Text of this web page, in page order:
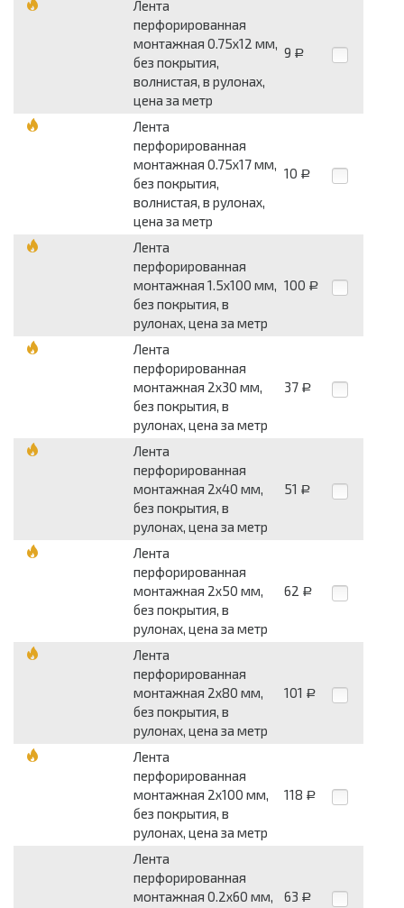
Лента
перфорированная
монтажная 0.75x12 мм,
без покрытия,
волнистая, в рулонах,
цена за метр
9 Р
Лента
перфорированная
монтажная 0.75x17 мм,
без покрытия,
волнистая, в рулонах,
цена за метр
10 Р
Лента
перфорированная
монтажная 1.5x100 мм,
без покрытия, в
рулонах, цена за метр
100 Р
Лента
перфорированная
монтажная 2x30 мм,
без покрытия, в
рулонах, цена за метр
37 Р
Лента
перфорированная
монтажная 2x40 мм,
без покрытия, в
рулонах, цена за метр
51 Р
Лента
перфорированная
монтажная 2x50 мм,
без покрытия, в
рулонах, цена за метр
62 Р
Лента
перфорированная
монтажная 2x80 мм,
без покрытия, в
рулонах, цена за метр
101 Р
Лента
перфорированная
монтажная 2x100 мм,
без покрытия, в
рулонах, цена за метр
118 Р
Лента
перфорированная
монтажная 0.2x60 мм,
63 Р